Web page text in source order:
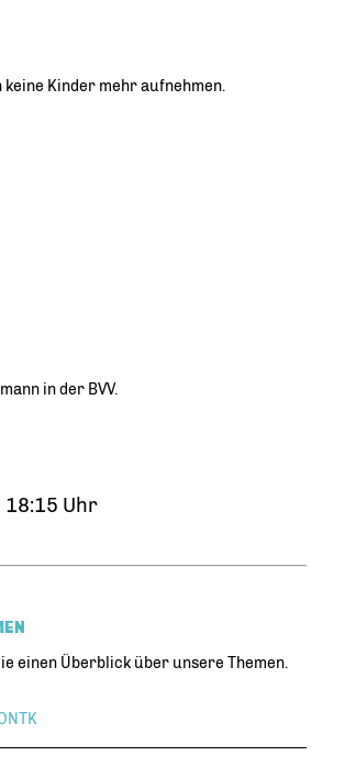
keine Kinder mehr aufnehmen.
in der BVV.
18:15 Uhr
einen Überblick über unsere Themen.